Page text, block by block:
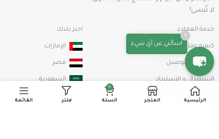
لا تُنسى!
خدمة العملاء
كيفية عمل طلب شراء
الشحن والتوصيل
الإستبدال و الإسترداد
سياسة الخصوصية
اختر بلدك
الإمارات
مصر
السعودية
اسألني عن أي شيء
×
الرئيسية المتجر
0
السلة فلتر القائمة